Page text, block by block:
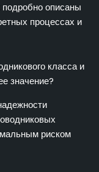
описаны
процессах и
класса и
значение?
риском